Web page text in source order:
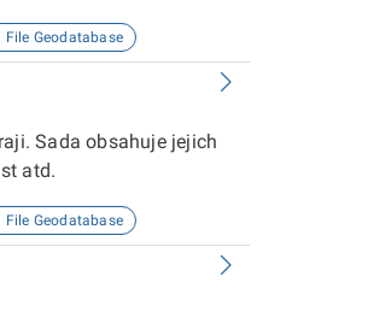
File Geodatabase
Sada obsahuje jejich
atd.
File Geodatabase